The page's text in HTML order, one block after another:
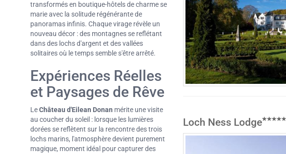
transformés en boutique-hôtels de charme se
marie avec la solitude régénérante de
panoramas infinis. Chaque virage révèle un
nouveau décor : des montagnes se reflétant
dans des lochs d'argent et des vallées
solitaires où le temps semble s'être arrêté.
Expériences Réelles
et Paysages de Rêve
LeChâteau d'Eilean Donan mérite une visite
au coucher du soleil : lorsque les lumières
dorées se reflètent sur la rencontre des trois
lochs marins, l'atmosphère devient purement
magique, moment idéal pour capturer des
Loch Ness Lodge